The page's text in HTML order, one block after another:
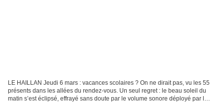
LE HAILLAN Jeudi 6 mars : vacances scolaires ? On ne dirait pas, vu les 55
présents dans les allées du rendez-vous. Un seul regret : le beau soleil du
matin s’est éclipsé, effrayé sans doute par le volume sonore déployé par le